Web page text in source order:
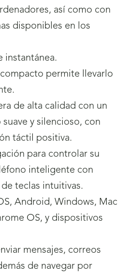
así como con
disponibles en los
instantánea.
permite llevarlo
de alta calidad con un
y silencioso, con
táctil positiva.
para controlar su
inteligente con
teclas intuitivas.
Android, Windows, Mac
OS, y dispositivos
mensajes, correos
de navegar por